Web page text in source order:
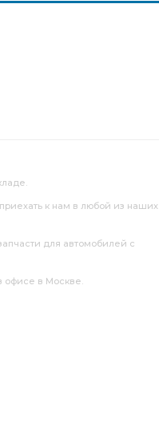
к нам в любой из наших
для автомобилей с
офисе в Москве.